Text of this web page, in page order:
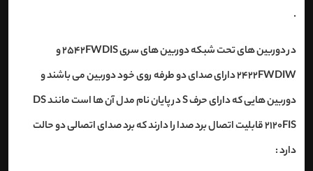
.
در دوربین های تحت شبکه دوربین های سری 2542FWDIS و
2422FWDIW دارای صدای دو طرفه روی خود دوربین می باشند و
دوربین هایی که دارای حرف S در پایان نام مدل آن ها است مانند DS
2120FIS قابلیت اتصال برد صدا را دارند که برد صدای اتصالی دو حالت
دارد :